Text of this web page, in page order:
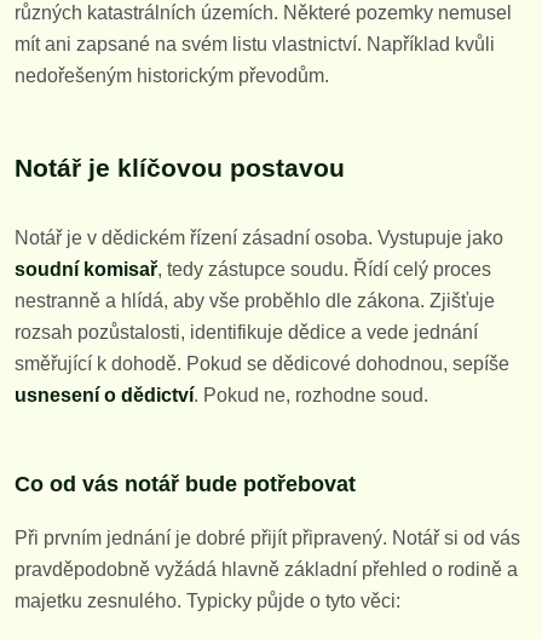
různých katastrálních územích. Některé pozemky nemusel
mít ani zapsané na svém listu vlastnictví. Například kvůli
nedořešeným historickým převodům.
Notář je klíčovou postavou
Notář je v dědickém řízení zásadní osoba. Vystupuje jako
soudní komisař, tedy zástupce soudu. Řídí celý proces
nestranně a hlídá, aby vše proběhlo dle zákona. Zjišťuje
rozsah pozůstalosti, identifikuje dědice a vede jednání
směřující k dohodě. Pokud se dědicové dohodnou, sepíše
usnesení o dědictví. Pokud ne, rozhodne soud.
Co od vás notář bude potřebovat
Při prvním jednání je dobré přijít připravený. Notář si od vás
pravděpodobně vyžádá hlavně základní přehled o rodině a
majetku zesnulého. Typicky půjde o tyto věci: